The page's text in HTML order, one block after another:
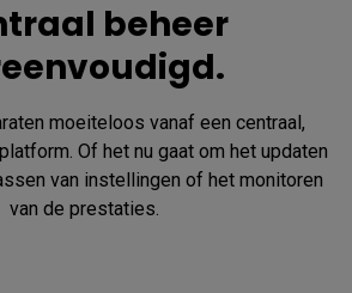
beheer
moeiteloos vanaf een centraal,
Of het nu gaat om het updaten
van instellingen of het monitoren
van de prestaties.